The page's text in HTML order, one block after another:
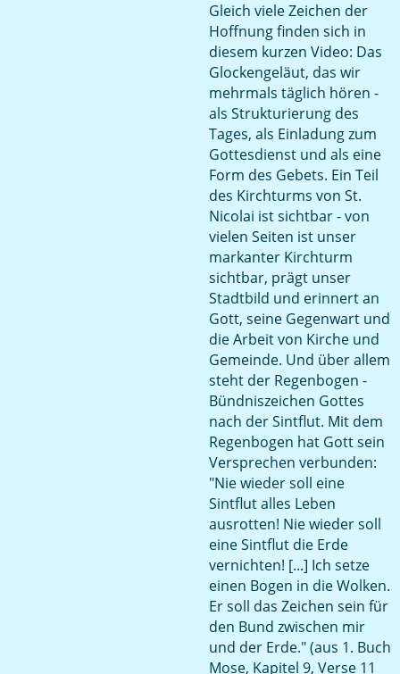
Gleich viele Zeichen der
Hoffnung finden sich in
diesem kurzen Video: Das
Glockengeläut, das wir
mehrmals täglich hören -
als Strukturierung des
Tages, als Einladung zum
Gottesdienst und als eine
Form des Gebets. Ein Teil
des Kirchturms von St.
Nicolai ist sichtbar - von
vielen Seiten ist unser
markanter Kirchturm
sichtbar, prägt unser
Stadtbild und erinnert an
Gott, seine Gegenwart und
die Arbeit von Kirche und
Gemeinde. Und über allem
steht der Regenbogen -
Bündniszeichen Gottes
nach der Sintflut. Mit dem
Regenbogen hat Gott sein
Versprechen verbunden:
"Nie wieder soll eine
Sintflut alles Leben
ausrotten! Nie wieder soll
eine Sintflut die Erde
vernichten! [...] Ich setze
einen Bogen in die Wolken.
Er soll das Zeichen sein für
den Bund zwischen mir
und der Erde." (aus 1. Buch
Mose, Kapitel 9, Verse 11